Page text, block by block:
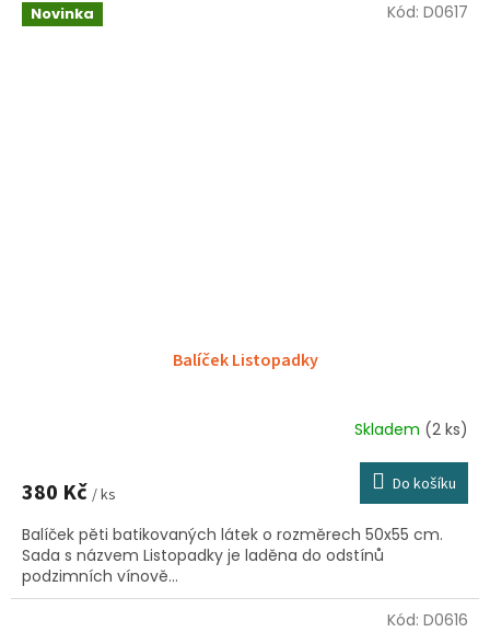
Novinka
Balíček Listopadky
Skladem (2 ks)
380 Kč / ks Do košíku
Balíček pěti batikovaných látek o rozměrech 50x55 cm.
Sada s názvem Listopadky je laděna do odstínů
podzimních vínově...
Kód: D0617
Kód: D0616